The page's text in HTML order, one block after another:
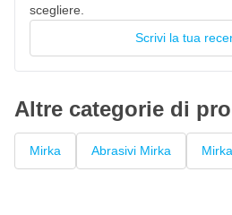
Vantaggi di lavoro: Taglio
scegliere.
Scrivi la tua
Altre categorie di
Mirka Abrasivi Mirka